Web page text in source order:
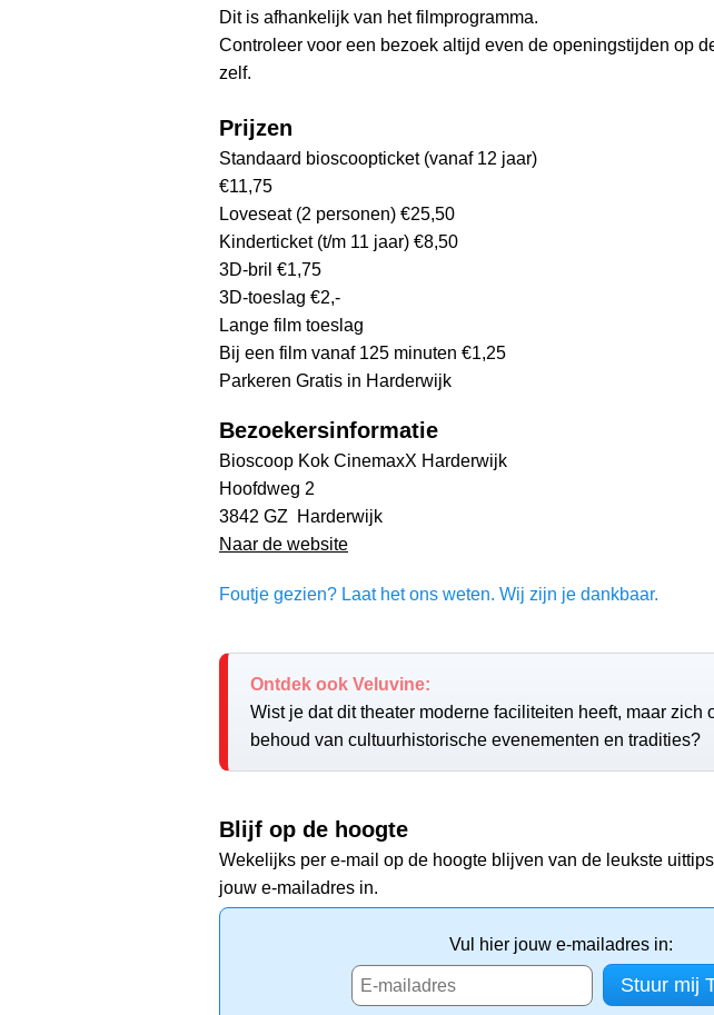
Dit is afhankelijk van het filmprogramma.
Controleer voor een bezoek altijd even de openingstijden op
zelf.
Prijzen
Standaard bioscoopticket (vanaf 12 jaar)
€11,75
Loveseat (2 personen) €25,50
Kinderticket (t/m 11 jaar) €8,50
3D-bril €1,75
3D-toeslag €2,-
Lange film toeslag
Bij een film vanaf 125 minuten €1,25
Parkeren Gratis in Harderwijk
Bezoekersinformatie
Bioscoop Kok CinemaxX Harderwijk
Hoofdweg 2
3842 GZ Harderwijk
Naar de website
Foutje gezien? Laat het ons weten. Wij zijn je dankbaar.
Ontdek ook Veluvine:
Wist je dat dit theater moderne faciliteiten heeft, maar zich
behoud van cultuurhistorische evenementen en tradities?
Blijf op de hoogte
Wekelijks per e-mail op de hoogte blijven van de leukste
jouw e-mailadres in.
Vul hier jouw e-mailadres in: